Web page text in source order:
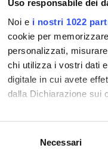
Uso responsabile dei
Noi e i nostri 1022
cookie per
personalizzati,
chi utilizza i vostri dati
digitale in cui avete
dalla Dichiarazione sui
Con il tuo consenso,
raccogliere
Necessari